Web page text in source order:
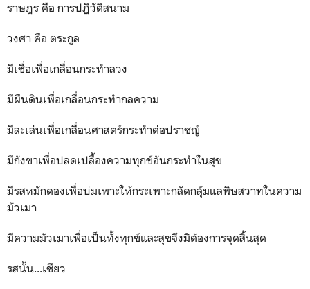
ราษฎร คือ การปฏิวัติสนาม
วงศา คือ ตระกูล
มีเชื่อเพื่อเกลื่อนกระทำลวง
มีผืนดินเพื่อเกลื่อนกระทำกลความ
มีละเล่นเพื่อเกลื่อนศาสตร์กระทำต่อปราชญ์
มีกังขาเพื่อปลดเปลื้องความทุกข์อันกระทำในสุข
มีรสหมักดองเพื่อบ่มเพาะให้กระเพาะกลัดกลุ้มแลพิษสวาทในความ
มัวเมา
มีความมัวเมาเพื่อเป็นทั้งทุกข์และสุขจึงมิต้องการจุดสิ้นสุด
รสนั้น...เชียว